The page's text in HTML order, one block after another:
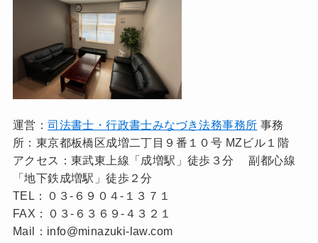
運営：司法書士・行政書士みなづき法務事務所 事務
所：東京都板橋区成増二丁目９番１０号 MZビル１階
アクセス：東武東上線「成増駅」徒歩３分 副都心線
「地下鉄成増駅」徒歩２分
TEL：０３-６９０４-１３７１
FAX：０３-６３６９-４３２１
Mail：info@minazuki-law.com